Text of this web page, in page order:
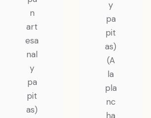
n
art
esa
nal
y
pa
pit
as)
y
pa
pit
as)
(A
la
pla
nc
ha